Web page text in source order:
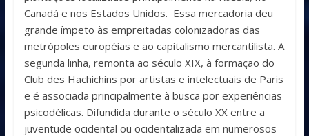
Canadá e nos Estados Unidos. Essa mercadoria deu
grande ímpeto às empreitadas colonizadoras das
metrópoles européias e ao capitalismo mercantilista. A
segunda linha, remonta ao século XIX, à formação do
Club des Hachichins por artistas e intelectuais de Paris
e é associada principalmente à busca por experiências
psicodélicas. Difundida durante o século XX entre a
juventude ocidental ou ocidentalizada em numerosos